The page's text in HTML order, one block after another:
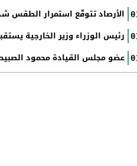
الأرصاد تتوقّع استمرار الطقس
رئيس الوزراء وزير الخارجية
عضو مجلس القيادة محمود